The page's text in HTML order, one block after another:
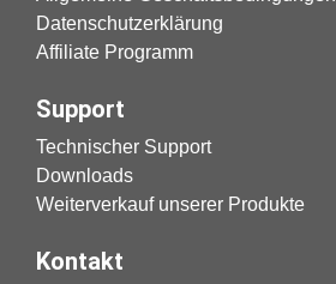
Datenschutzerklärung
Affiliate Programm
Support
Technischer Support
Downloads
Weiterverkauf unserer Produkte
Kontakt